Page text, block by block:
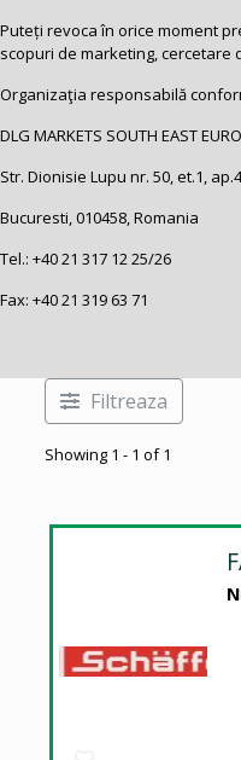
Puteți revoca în orice moment
scopuri de marketing,
Organizaţia responsabilă
DLG MARKETS SOUTH EAST
Str. Dionisie Lupu nr. 50, et.1, ap.4
Bucuresti, 010458, Romania
Tel.: +40 21 317 12 25/26
Fax: +40 21 319 63 71
Filtreaza
Showing 1 - 1 of 1